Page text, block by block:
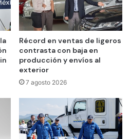
Récord en ventas de ligeros
contrasta con baja en
producción y envíos al
exterior
7 agosto 2026